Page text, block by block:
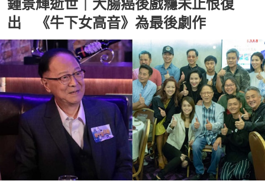
鍾景輝逝世｜大腸癌後戲癮未止恨復
出 《牛下女高音》為最後劇作